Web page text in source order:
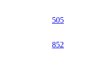
505
852